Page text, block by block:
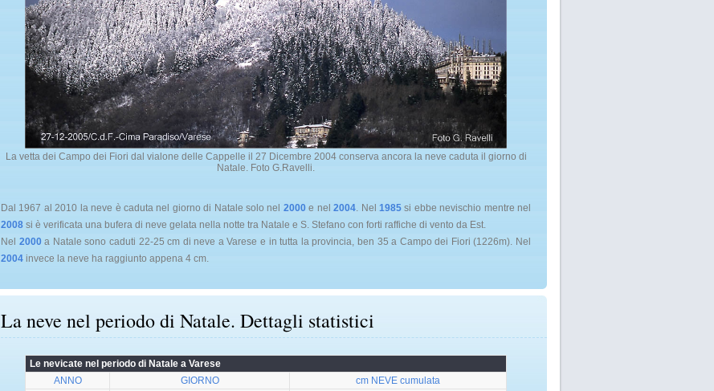
La vetta dei Campo dei Fiori dal vialone delle Cappelle il 27 Dicembre 2004 conserva ancora la neve caduta il giorno di
Natale. Foto G.Ravelli.
Dal 1967 al 2010 la neve è caduta nel giorno di Natale solo nel 2000 e nel2004. Nel 1985si ebbe nevischio mentre nel
2008 si è verificata una bufera di neve gelata nella notte tra Natale e S. Stefano con forti raffiche di vento da Est.
Nel 2000 a Natale sono caduti 22-25 cm di neve a Varese e in tutta la provincia, ben 35 a Campo dei Fiori (1226m). Nel
2004 invece la neve ha raggiunto appena 4 cm.
La neve nel periodo di Natale. Dettagli statistici
Le nevicate nel periodo di Natale a Varese
ANNO
GIORNO
cm NEVE cumulata